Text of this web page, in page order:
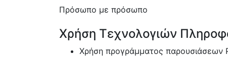
Πρόσωπο με πρόσωπο
Χρήση Τεχνολογιών
Χρήση προγράμματος παρουσιάσεων